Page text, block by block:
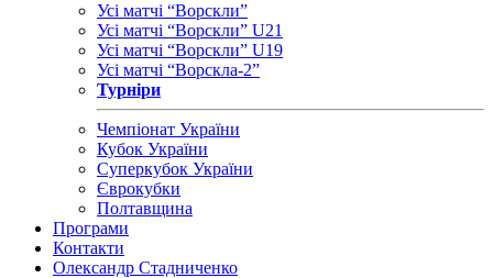
Усі матчі “Ворскли”
Усі матчі “Ворскли” U21
Усі матчі “Ворскли” U19
Усі матчі “Ворскла-2”
Турніри
Чемпіонат України
Кубок України
Суперкубок України
Єврокубки
Полтавщина
Програми
Контакти
Олександр Стадниченко